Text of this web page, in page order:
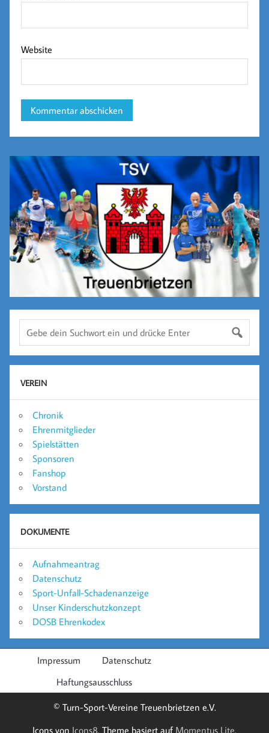
Website
VEREIN
Chronik
Ehrenmitglieder
Spielstätten
Sponsoren
Fanshop
Vorstand
DOKUMENTE
Aufnahmeantrag
Datenschutz
Sport-Unfall-Schadenanzeige
Unser Kinderschutzkonzept
DOSB Ehrenkodex
Impressum
Datenschutz
Haftungsausschluss
© Turn-Sport-Vereine Treuenbrietzen e.V.
Icons von Icons8. Theme basiert auf Momentus Lite.